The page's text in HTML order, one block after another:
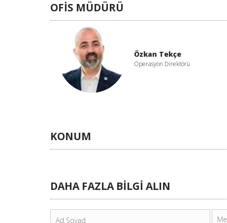
OFİS MÜDÜRÜ
Özkan Tekçe
Operasyon Direktörü
KONUM
DAHA FAZLA BİLGİ ALIN